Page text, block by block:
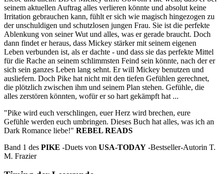
seinem aktuellen Auftrag alles verlieren könnte und absolut keine
Irritation gebrauchen kann, fühlt er sich wie magisch hingezogen zu
der unschuldigen und schutzlosen jungen Frau. Sie ist die perfekte
Ablenkung von seiner Wut und alles, was er gerade braucht. Doch
dann findet er heraus, dass Mickey stärker mit seinem eigenen
Leben verbunden ist, als er dachte - und dass sie das perfekte Mittel
für die Rache an seinem schlimmsten Feind sein könnte, nach der er
sich sein ganzes Leben lang sehnt. Er will Mickey benutzen und
ausliefern. Doch Pike hat nicht mit den tiefen Gefühlen gerechnet,
die plötzlich zwischen ihm und seinem Plan stehen. Gefühle, die
alles zerstören könnten, wofür er so hart gekämpft hat ...
"Pike wird euch verschlingen, euer Herz wird brechen, eure
Gefühle werden euch umbringen. Dieses Buch hat alles, was ich an
Dark Romance liebe!" REBEL READS
Band 1 des PIKE -Duets von USA-TODAY -Bestseller-Autorin T.
M. Frazier